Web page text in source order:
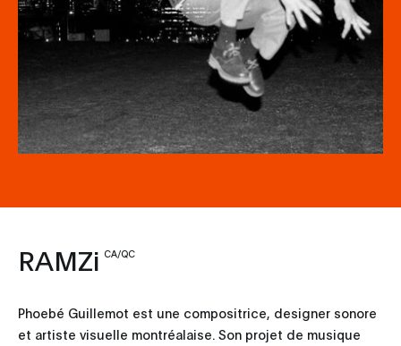
RAMZi CA/QC
Phoebé Guillemot est une compositrice, designer sonore
et artiste visuelle montréalaise. Son projet de musique